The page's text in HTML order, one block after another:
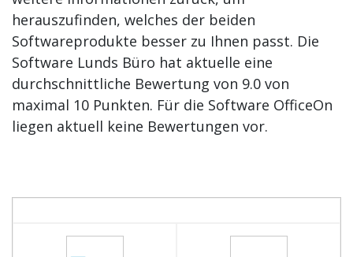
herauszufinden, welches der beiden
Softwareprodukte besser zu Ihnen passt. Die
Software Lunds Büro hat aktuelle eine
durchschnittliche Bewertung von 9.0 von
maximal 10 Punkten. Für die Software OfficeOn
liegen aktuell keine Bewertungen vor.